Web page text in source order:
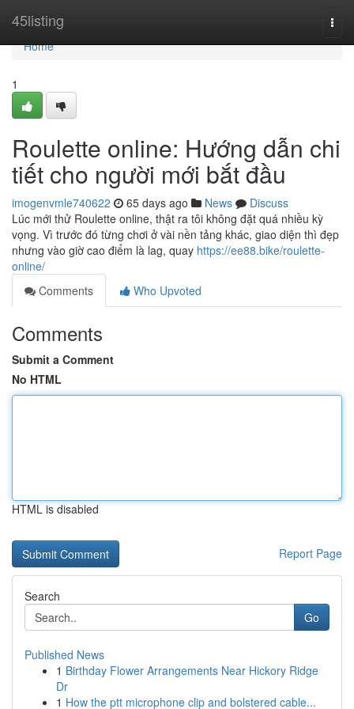
45listing
Home
Home
1
Roulette online: Hướng dẫn chi
tiết cho người mới bắt đầu
imogenvmle740622 65 days ago News
Discuss
Lúc mới thử Roulette online, thật ra tôi không đặt quá nhiều kỳ
vọng. Vì trước đó từng chơi ở vài nền tảng khác, giao diện thì đẹp
nhưng vào giờ cao điểm là lag, quay https://ee88.bike/roulette-
online/
Comments
Who Upvoted
Comments
Submit a Comment
No HTML
HTML is disabled
Report Page
Search
Go
Published News
1 Birthday Flower Arrangements Near Hickory Ridge
Dr
1 How the ptt microphone clip and bolstered cable...